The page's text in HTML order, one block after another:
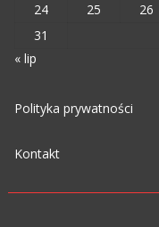
24
25 26
31
« lip
Polityka prywatności
Kontakt